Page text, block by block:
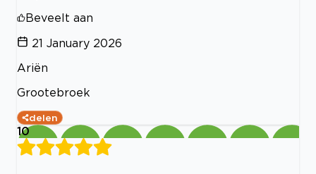
Beveelt aan
21 January 2026
Ariën
Grootebroek
delen
10